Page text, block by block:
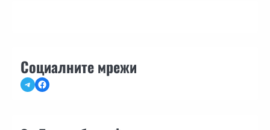
Социалните мрежи
TelegramFacebook